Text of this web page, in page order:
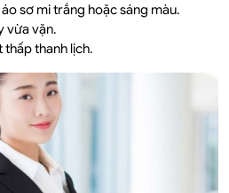
sơ mi trắng hoặc sáng màu.
vừa vặn.
thanh lịch.